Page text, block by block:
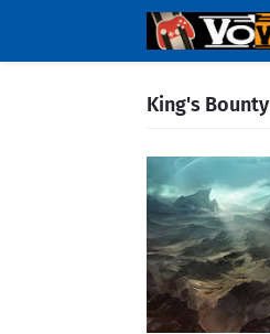
King's Bounty